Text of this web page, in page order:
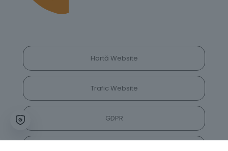
Hartă Website
Trafic Website
GDPR